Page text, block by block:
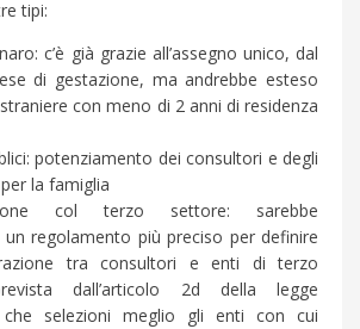
tipi:
c’è già grazie all’assegno unico, dal
di gestazione, ma andrebbe esteso
con meno di 2 anni di residenza
potenziamento dei consultori e degli
la famiglia
col terzo settore: sarebbe
un regolamento più preciso per definire
tra consultori e enti di terzo
dall’articolo 2d della legge
che selezioni meglio gli enti con cui